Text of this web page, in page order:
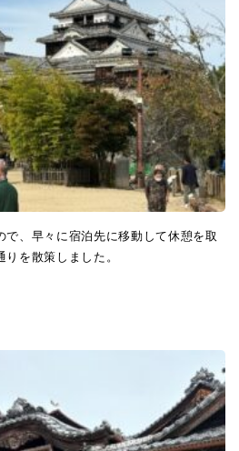
で、早々に宿泊先に移動して休憩を取
を散策しました。